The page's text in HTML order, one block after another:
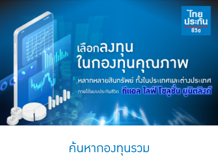
ติดต่อไทยประกันชีวิต
บทความ
แบบประกันทั้งหมด
แบบประกันที่เหมาะกับช่วงอายุ
เปรียบเทียบแบบประกัน
เลือกแบบประกันที่เหมาะกับคุณ
TL Learning Centerค้นหากองทุนรวม